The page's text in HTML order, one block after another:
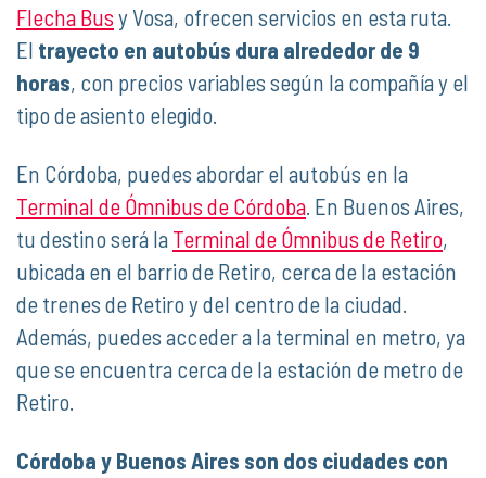
Flecha Bus y Vosa, ofrecen servicios en esta ruta.
El trayecto en autobús dura alrededor de 9
horas, con precios variables según la compañía y el
tipo de asiento elegido.
En Córdoba, puedes abordar el autobús en la
Terminal de Ómnibus de Córdoba. En Buenos Aires,
tu destino será la Terminal de Ómnibus de Retiro,
ubicada en el barrio de Retiro, cerca de la estación
de trenes de Retiro y del centro de la ciudad.
Además, puedes acceder a la terminal en metro, ya
que se encuentra cerca de la estación de metro de
Retiro.
Córdoba y Buenos Aires son dos ciudades con